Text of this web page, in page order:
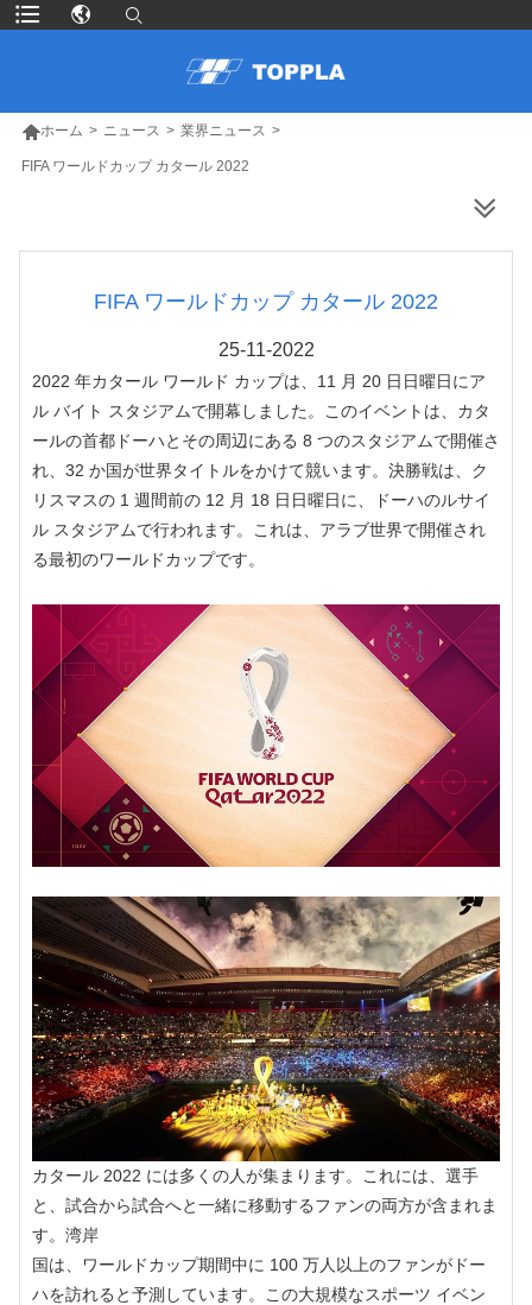
ホーム > ニュース > 業界ニュース >
FIFA ワールドカップ カタール 2022
FIFA ワールドカップ カタール 2022
25-11-2022
2022 年カタール ワールド カップは、11 月 20 日日曜日にア
ル バイト スタジアムで開幕しました。このイベントは、カタ
ールの首都ドーハとその周辺にある 8 つのスタジアムで開催さ
れ、32 か国が世界タイトルをかけて競います。決勝戦は、ク
リスマスの 1 週間前の 12 月 18 日日曜日に、ドーハのルサイ
ル スタジアムで行われます。これは、アラブ世界で開催され
る最初のワールドカップです。
カタール 2022 には多くの人が集まります。これには、選手
と、試合から試合へと一緒に移動するファンの両方が含まれま
す。湾岸
国は、ワールドカップ期間中に 100 万人以上のファンがドー
ハを訪れると予測しています。この大規模なスポーツ イベン